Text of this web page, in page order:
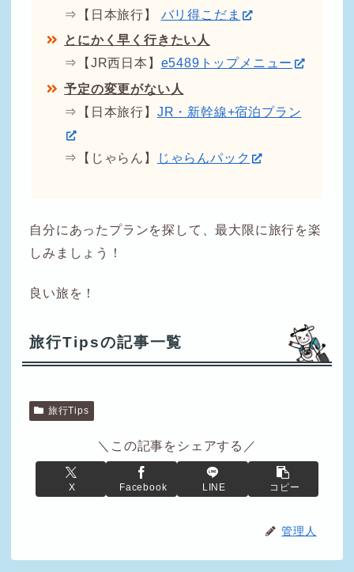
⇒【日本旅行】 バリ得こだま
とにかく早く行きたい人
⇒【JR西日本】 e5489トップメニュー
予定の変更がない人
⇒【日本旅行】 JR・新幹線+宿泊プラン
⇒【じゃらん】 じゃらんパック
自分にあったプランを探して、最大限に旅行を楽
しみましょう！
良い旅を！
旅行Tipsの記事一覧
旅行Tips
＼この記事をシェアする／
X Facebook LINE コピー
管理人